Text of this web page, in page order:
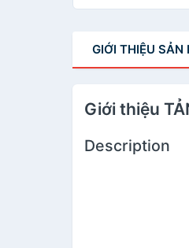
GIỚI THIỆU SẢN
Giới thiệu
Description